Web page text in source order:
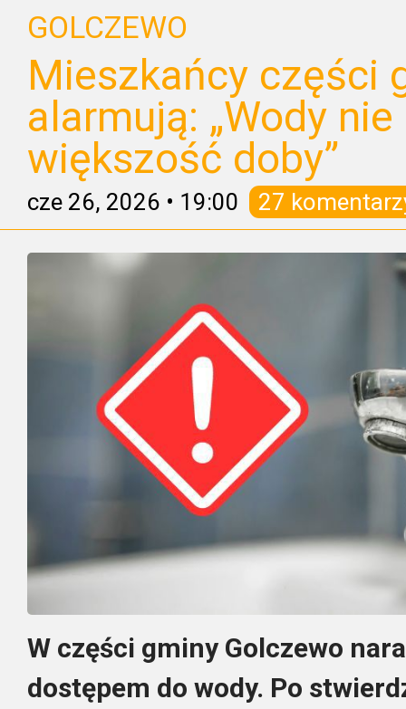
GOLCZEWO
Mieszkańcy części
alarmują: „Wody
większość doby”
cze 26, 2026 • 19:00 27
W części gminy Golczewo
dostępem do wody. Po